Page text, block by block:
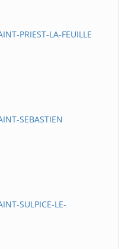
PRIEST-LA-FEUILLE
SEBASTIEN
SULPICE-LE-